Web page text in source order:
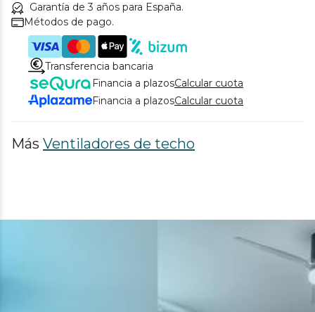
Garantía de 3 años para España.
Métodos de pago.
Transferencia bancaria
Financia a plazosCalcular cuota
Financia a plazosCalcular cuota
Más Ventiladores de techo